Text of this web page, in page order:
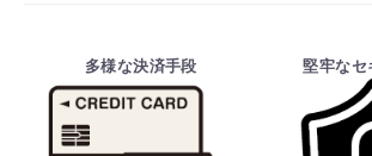
・ご注文受付後、メーカーに適合
い、商品の価格・送料及び納期の
絡をしてからの決済となっており
多様な決済手段 堅牢なセ